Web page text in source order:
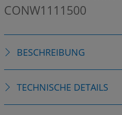
CONW1111500
BESCHREIBUNG
TECHNISCHE DETAILS